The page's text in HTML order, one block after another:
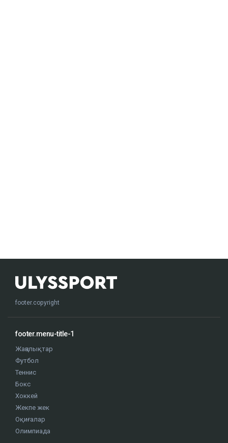
footer.copyright
footer.menu-title-1
Жаңалықтар
Футбол
Теннис
Бокс
Хоккей
Жекпе жек
Оқиғалар
Олимпиада